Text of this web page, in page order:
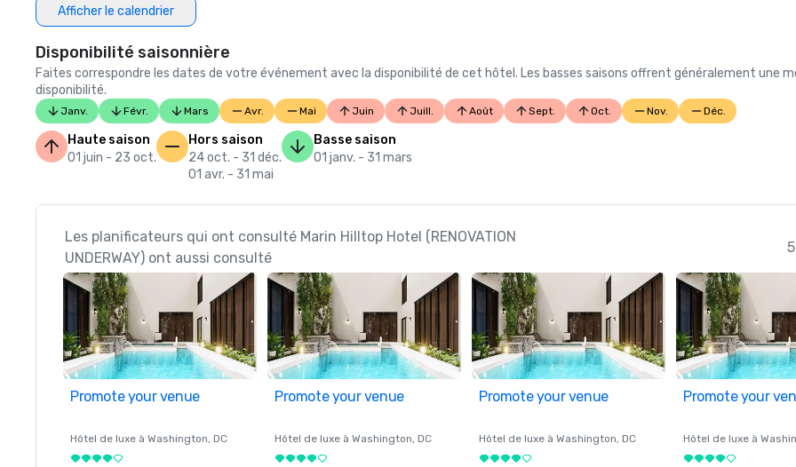
Afficher le calendrier
Disponibilité saisonnière
Faites correspondre les dates de votre événement avec la disponibilité de cet hôtel. Les basses saisons offrent généralement une
disponibilité.
Janv. Févr. Mars Avr. Mai Juin Juill. Août Sept. Oct. Nov. Déc.
Haute saison
01 juin - 23 oct.
Hors saison
24 oct. - 31 déc.
01 avr. - 31 mai
Basse saison
01 janv. - 31 mars
Les planificateurs qui ont consulté Marin Hilltop Hotel (RENOVATION
UNDERWAY) ont aussi consulté
Promote your venue
Hôtel de luxe à Washington, DC
Promote your venue
Hôtel de luxe à Washington, DC
Promote your venue
Hôtel de luxe à Washington, DC
Promote your
Hôtel de luxe à